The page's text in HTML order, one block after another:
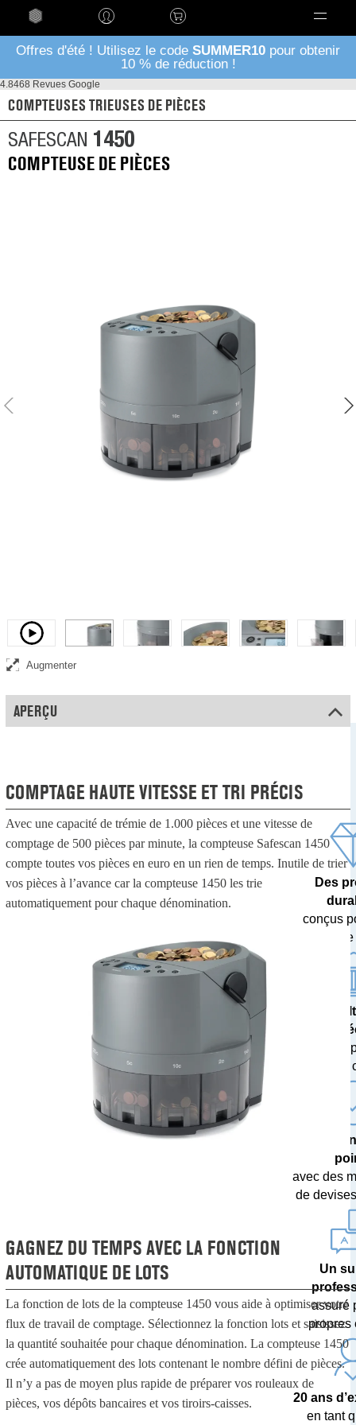
Offres d'été ! Utilisez le code SUMMER10 pour obtenir
10 % de réduction !
4.8468 Revues Google
COMPTEUSES TRIEUSES DE PIÈCES
SAFESCAN 1450
COMPTEUSE DE PIÈCES
Compteuse et trieuse de pièces mixtes en euro
Augmenter
APERÇU
COMPTAGE HAUTE VITESSE ET TRI PRÉCIS
Avec une capacité de trémie de 1.000 pièces et une vitesse de
comptage de 500 pièces par minute, la compteuse Safescan 1450
compte toutes vos pièces en euro en un rien de temps. Inutile de trier
vos pièces à l’avance car la compteuse 1450 les trie
automatiquement pour chaque dénomination.
GAGNEZ DU TEMPS AVEC LA FONCTION
AUTOMATIQUE DE LOTS
La fonction de lots de la compteuse 1450 vous aide à optimiser votre
flux de travail de comptage. Sélectionnez la fonction lots et saisissez
la quantité souhaitée pour chaque dénomination. La compteuse 1450
crée automatiquement des lots contenant le nombre défini de pièces.
Il n’y a pas de moyen plus rapide de préparer vos rouleaux de
pièces, vos dépôts bancaires et vos tiroirs-caisses.
Des
conçus
dans
Des
testés
banques
Une
avec des
de
Un
assuré
propres
20 ans
en tant